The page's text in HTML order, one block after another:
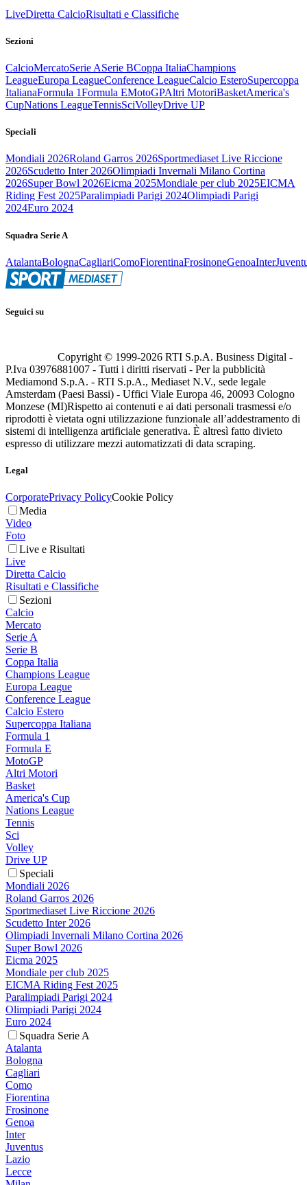
LiveDiretta CalcioRisultati e Classifiche
Sezioni
CalcioMercatoSerie ASerie BCoppa ItaliaChampions
LeagueEuropa LeagueConference LeagueCalcio EsteroSupercoppa
ItalianaFormula 1Formula EMotoGPAltri MotoriBasketAmerica's
CupNations LeagueTennisSciVolleyDrive UP
Speciali
Mondiali 2026Roland Garros 2026Sportmediaset Live Riccione
2026Scudetto Inter 2026Olimpiadi Invernali Milano Cortina
2026Super Bowl 2026Eicma 2025Mondiale per club 2025EICMA
Riding Fest 2025Paralimpiadi Parigi 2024Olimpiadi Parigi
2024Euro 2024
Squadra Serie A
AtalantaBolognaCagliariComoFiorentinaFrosinoneGenoaInter
Seguici su
Copyright © 1999-2026 RTI S.p.A. Business Digital -
P.Iva 03976881007 - Tutti i diritti riservati - Per la pubblicità
Mediamond S.p.A. - RTI S.p.A., Mediaset N.V., sede legale
Amsterdam (Paesi Bassi) - Uffici Viale Europa 46, 20093 Cologno
Monzese (MI)Rispetto ai contenuti e ai dati personali trasmessi e/o
riprodotti è vietata ogni utilizzazione funzionale all’addestramento di
sistemi di intelligenza artificiale generativa. È altresì fatto divieto
espresso di utilizzare mezzi automatizzati di data scraping.
Legal
CorporatePrivacy PolicyCookie Policy
Media
Video
Foto
Live e Risultati
Live
Diretta Calcio
Risultati e Classifiche
Sezioni
Calcio
Mercato
Serie A
Serie B
Coppa Italia
Champions League
Europa League
Conference League
Calcio Estero
Supercoppa Italiana
Formula 1
Formula E
MotoGP
Altri Motori
Basket
America's Cup
Nations League
Tennis
Sci
Volley
Drive UP
Speciali
Mondiali 2026
Roland Garros 2026
Sportmediaset Live Riccione 2026
Scudetto Inter 2026
Olimpiadi Invernali Milano Cortina 2026
Super Bowl 2026
Eicma 2025
Mondiale per club 2025
EICMA Riding Fest 2025
Paralimpiadi Parigi 2024
Olimpiadi Parigi 2024
Euro 2024
Squadra Serie A
Atalanta
Bologna
Cagliari
Como
Fiorentina
Frosinone
Genoa
Inter
Juventus
Lazio
Lecce